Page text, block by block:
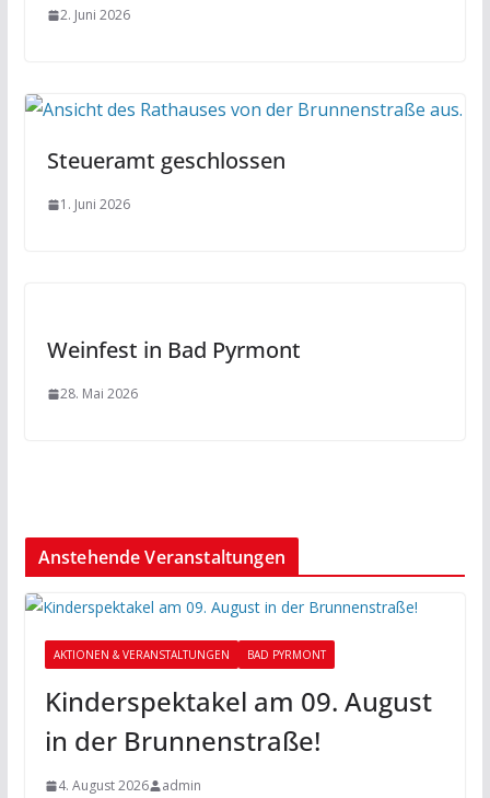
2. Juni 2026
Steueramt geschlossen
1. Juni 2026
Weinfest in Bad Pyrmont
28. Mai 2026
Anstehende Veranstaltungen
AKTIONEN & VERANSTALTUNGEN BAD PYRMONT
Kinderspektakel am 09. August
in der Brunnenstraße!
4. August 2026 admin